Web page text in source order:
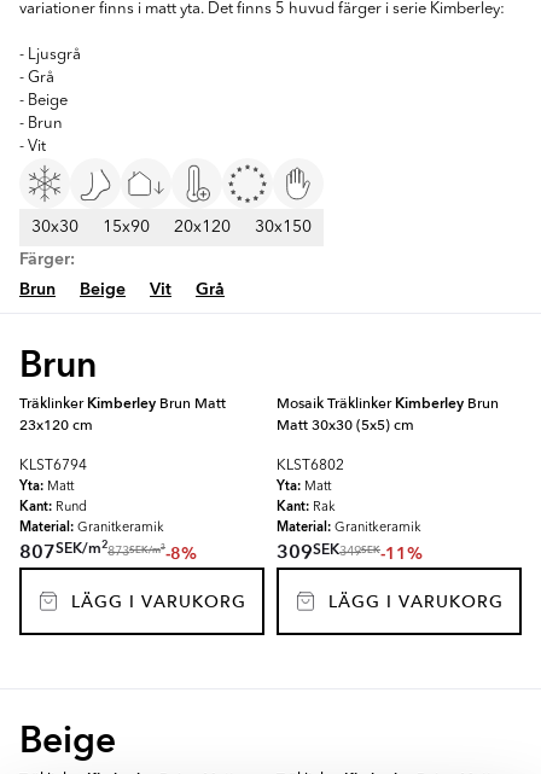
variationer finns i matt yta. Det finns 5 huvud färger i serie Kimberley:
- Ljusgrå
- Grå
- Beige
- Brun
- Vit
30x30 15x90 20x120 30x150
Färger:
Brun
Beige Vit Grå
Brun
TräklinkerKimberley Brun Matt
23x120 cm
KLST6794
Yta: Matt
Kant: Rund
Material: Granitkeramik
807SEK/m2
873SEK/m2-8%
LÄGG I VARUKORG
Mosaik TräklinkerKimberley Brun
Matt 30x30 (5x5) cm
KLST6802
Yta: Matt
Kant: Rak
Material: Granitkeramik
309SEK349SEK-11%
LÄGG I VARUKORG
Beige